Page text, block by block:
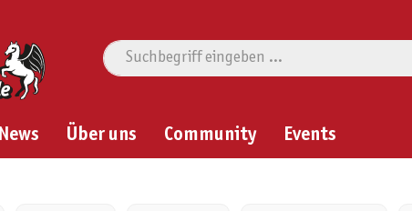
News Über uns Community Events